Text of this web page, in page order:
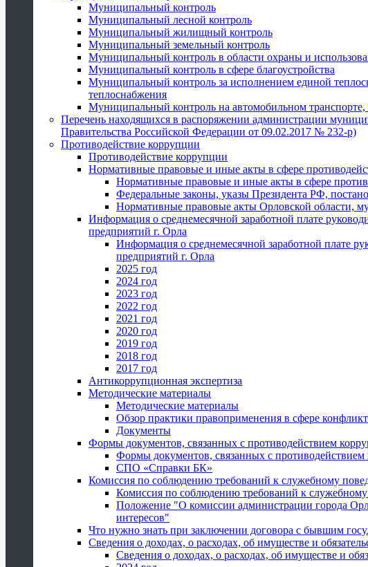
Муниципальный контроль
Муниципальный лесной контроль
Муниципальный жилищный контроль
Муниципальный земельный контроль
Муниципальный контроль в области охраны и
Муниципальный контроль в сфере благоустройства
Муниципальный контроль за исполнением единой
теплоснабжения
Муниципальный контроль на автомобильном транспорте,
Перечень находящихся в распоряжении администрации
Правительства Российской Федерации от 09.02.2017 № 232-р)
Противодействие коррупции
Противодействие коррупции
Нормативные правовые и иные акты в сфере
Нормативные правовые и иные акты в сфере
Федеральные законы, указы Президента РФ,
Нормативные правовые акты Орловской области,
Информация о среднемесячной заработной плате
предприятий г. Орла
Информация о среднемесячной заработной плате
предприятий г. Орла
2025 год
2024 год
2023 год
2022 год
2021 год
2020 год
2019 год
2018 год
2017 год
Антикоррупционная экспертиза
Методические материалы
Методические материалы
Обзор практики правоприменения в сфере
Документы
Формы документов, связанных с противодействием
Формы документов, связанных с противодействием
СПО «Справки БК»
Комиссия по соблюдению требований к служебному
Комиссия по соблюдению требований к
Положение "О комиссии администрации города
интересов"
Что нужно знать при заключении договора с бывшим
Сведения о доходах, о расходах, об имуществе и
Сведения о доходах, о расходах, об имуществе и